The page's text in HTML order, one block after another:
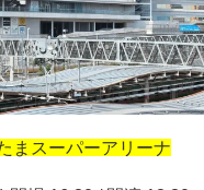
まスーパーアリーナ